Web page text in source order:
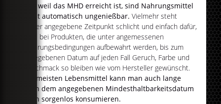
Nur weil das MHD erreicht ist, sind Nahrungsmittel
nicht automatisch ungenießbar.Vielmehr steht
dieser angegebene Zeitpunkt schlicht und einfach dafür,
dass bei Produkten, die unter angemessenen
Lagerungsbedingungen aufbewahrt werden, bis zum
angegebenen Datum auf jeden Fall Geruch, Farbe und
Geschmack so bleiben wie vom Hersteller gewünscht.
Die meisten Lebensmittel kann man auch lange
nach dem angegebenen Mindesthaltbarkeitsdatum
noch sorgenlos konsumieren.